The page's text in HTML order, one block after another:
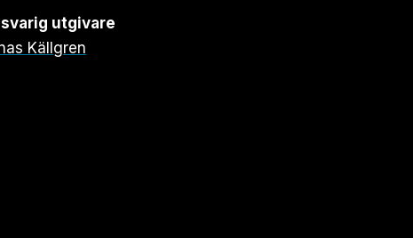
utgivare
Källgren